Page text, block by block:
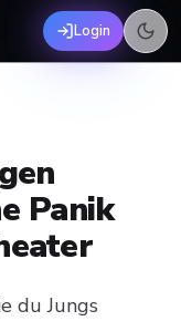
Login
Panik
du Jungs